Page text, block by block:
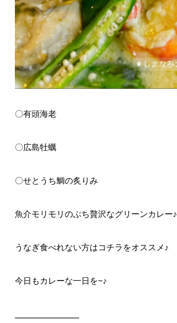
〇有頭海老
〇広島牡蠣
〇せとうち鯛の炙りみ
魚介モリモリのぶち贅沢なグリーンカレー♪
うなぎ食べれない方はコチラをオススメ♪‪
今日もカレーな一日を~♪